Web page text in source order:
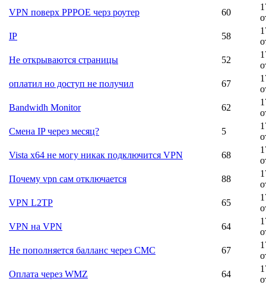
VPN поверх РРРОЕ черз роутер
60
IP
58
Не открываются страницы
52
оплатил но доступ не получил
67
Bandwidh Monitor
62
Смена IP через месяц?
5
Vista x64 не могу никак подключится VPN
68
Почему vpn сам отключается
88
VPN L2TP
65
VPN на VPN
64
Не пополняется балланс через СМС
67
Оплата через WMZ
64